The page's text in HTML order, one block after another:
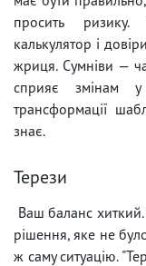
просить ризику.
калькулятор і
жриця. Сумніви —
сприяє змінам
трансформації
знає.
Терези
Ваш баланс
рішення, яке не
ж саму ситуацію.